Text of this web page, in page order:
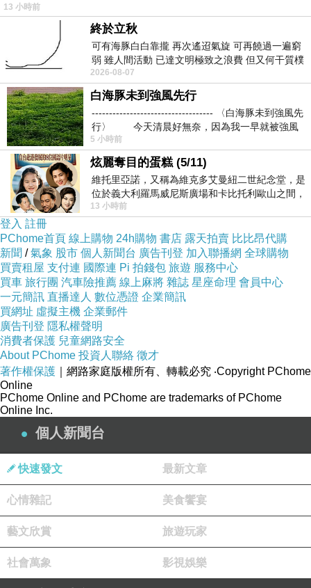
拋卻煩惱只做自己............
13 小時前
終於立秋
可有海豚白白靠攏 再次遙迢氣旋 可再饒過一遍窮
弱 雖人間活動 已達文明極致之浪費 但又何干質樸
者 只能白白陪葬
2026-08-07
白海豚未到強風先行
----------------------------------- 〈白海豚未到強風先
行〉 今天清晨好無奈，因為我一早就被強風
5 小時前
炫麗奪目的蛋糕 (5/11)
維托里亞諾，又稱為維克多艾曼紐二世紀念堂，是
位於義大利羅馬威尼斯廣場和卡比托利歐山之間，
用以紀念統一義大利統一後的的第一位國
13 小時前
登入 註冊
PChome首頁 線上購物 24h購物 書店 露天拍賣 比比昂代購
新聞 /氣象 股市 個人新聞台 廣告刊登 加入聯播網 全球購物
買賣租屋 支付連 國際連 Pi 拍錢包 旅遊 服務中心
買車 旅行團 汽車險推薦 線上麻將 雜誌 星座命理 會員中心
一元簡訊 直播達人 數位憑證 企業簡訊
買網址 虛擬主機 企業郵件
廣告刊登 隱私權聲明
消費者保護 兒童網路安全
About PChome 投資人聯絡 徵才
著作權保護 ｜網路家庭版權所有、轉載必究 ‧Copyright PChome
Online
PChome Online and PChome are trademarks of PChome
Online Inc.
個人新聞台
快速發文 最新文章
心情雜記 美食饗宴
藝文欣賞 旅遊玩家
社會萬象 影視娛樂